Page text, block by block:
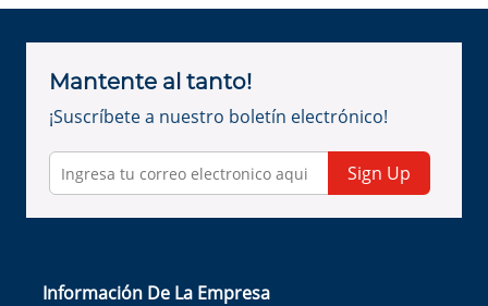
Mantente al tanto!
¡Suscríbete a nuestro boletín electrónico!
Sign Up
Información De La Empresa